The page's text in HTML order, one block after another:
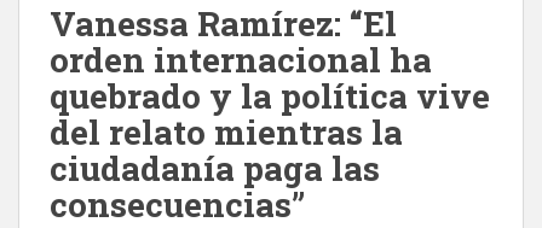
Vanessa Ramírez: “El
orden internacional ha
quebrado y la política vive
del relato mientras la
ciudadanía paga las
consecuencias”